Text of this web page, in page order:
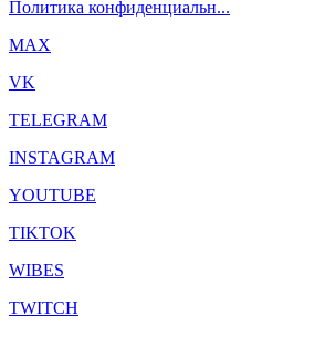
Политика конфиденциальн...
MAX
VK
TELEGRAM
INSTAGRAM
YOUTUBE
TIKTOK
WIBES
TWITCH